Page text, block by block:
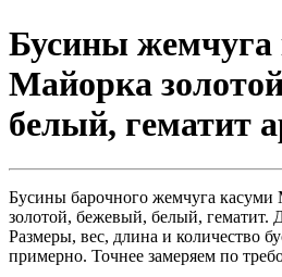
Бусины жемчуга
Майорка
белый, гематит
Бусины барочного жемчуга
золотой, бежевый, белый, гематит.
Размеры, вес, длина и количество
примерно. Точнее замеряем по